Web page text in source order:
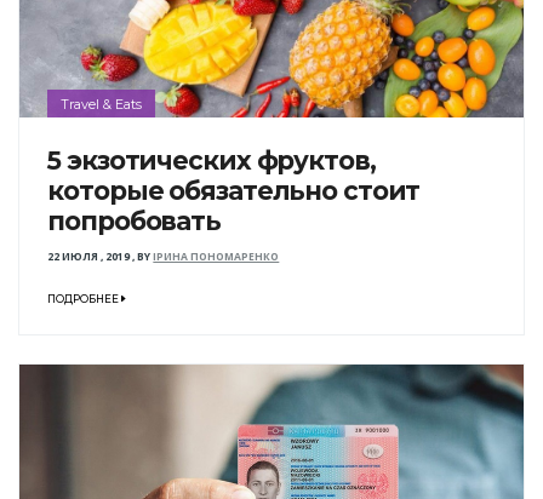
Travel & Eats
5 экзотических фруктов,
которые обязательно стоит
попробовать
22 ИЮЛЯ , 2019,BYІРИНА ПОНОМАРЕНКО
ПОДРОБНЕЕ